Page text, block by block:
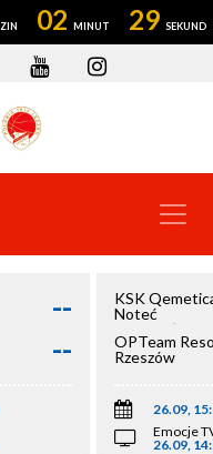
02 28
--
--
KSK
Noteć
Inowrocław
OPTeam
Rzeszów
26.09,
Emocje
26.09,